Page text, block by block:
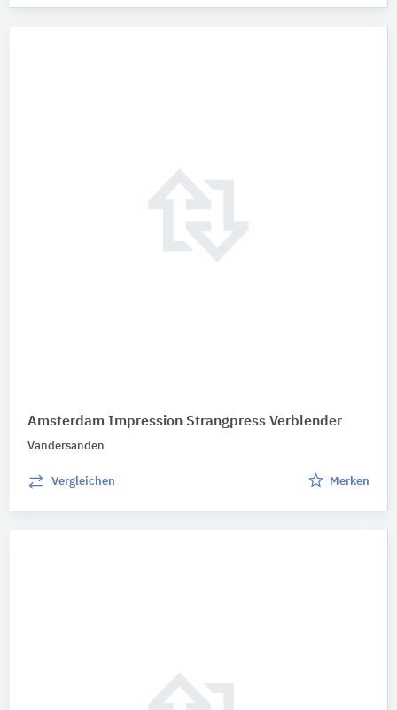
Amsterdam Impression Strangpress Verblender
Vandersanden
Vergleichen Merken